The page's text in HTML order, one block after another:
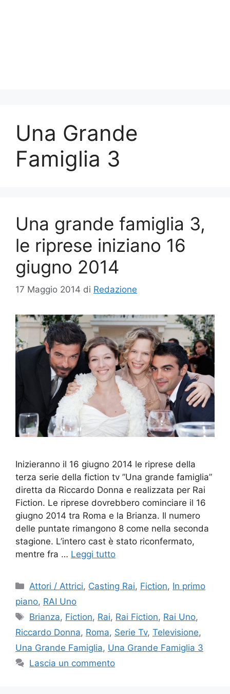
Una Grande
Famiglia 3
Una grande famiglia 3,
le riprese iniziano 16
giugno 2014
17 Maggio 2014 di Redazione
Inizieranno il 16 giugno 2014 le riprese della
terza serie della fiction tv ”Una grande famiglia”
diretta da Riccardo Donna e realizzata per Rai
Fiction. Le riprese dovrebbero cominciare il 16
giugno 2014 tra Roma e la Brianza. Il numero
delle puntate rimangono 8 come nella seconda
stagione. L’intero cast è stato riconfermato,
mentre fra … Leggi tutto
Categorie
Attori / Attrici, Casting Rai, Fiction, In primo
piano, RAI Uno
Tag
Brianza, Fiction, Rai, Rai Fiction, Rai Uno,
Riccardo Donna, Roma, Serie Tv, Televisione,
Una Grande Famiglia, Una Grande Famiglia 3
Lascia un commento